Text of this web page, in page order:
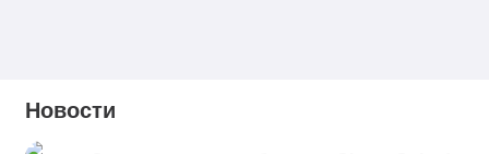
Новости